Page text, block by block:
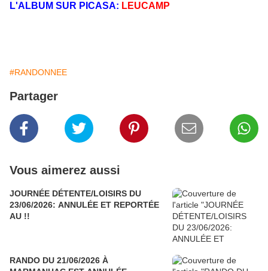
L'ALBUM SUR PICASA: LEUCAMP
#RANDONNEE
Partager
Vous aimerez aussi
JOURNÉE DÉTENTE/LOISIRS DU
23/06/2026: ANNULÉE ET REPORTÉE
AU !!
RANDO DU 21/06/2026 À